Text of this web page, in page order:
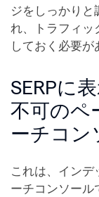
ジをしっかりと
れ、トラフィッ
しておく必要が
SERPに
不可のペ
ーチコン
これは、インデ
ーチコンソール